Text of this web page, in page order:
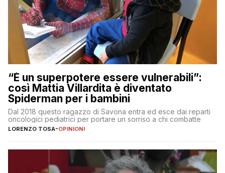
“È un superpotere essere vulnerabili”:
così Mattia Villardita è diventato
Spiderman per i bambini
Dal 2018 questo ragazzo di Savona entra ed esce dai reparti
oncologici pediatrici per portare un sorriso a chi combatte
LORENZO TOSA-OPINIONI